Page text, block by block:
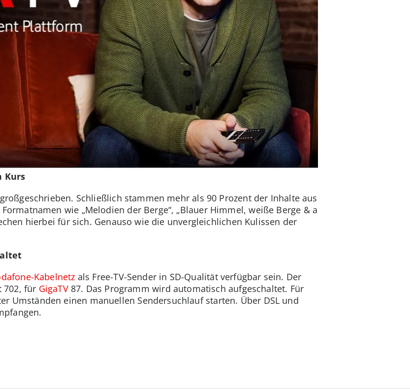
Kurs
Schließlich stammen mehr als 90 Prozent der Inhalte aus
wie „Melodien der Berge“, „Blauer Himmel, weiße Berge & a
hierbei für sich. Genauso wie die unvergleichlichen Kulissen der
Kabelnetz als Free-TV-Sender in SD-Qualität verfügbar sein. Der
702, für GigaTV87. Das Programm wird automatisch aufgeschaltet. Für
Umständen einen manuellen Sendersuchlauf starten. Über DSL und